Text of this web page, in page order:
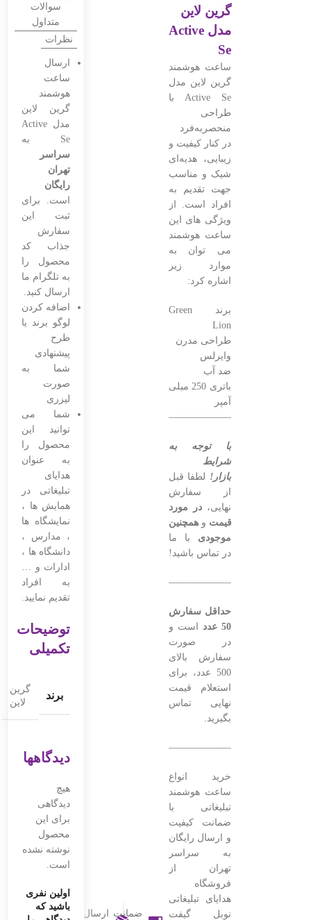
گرین لاین
مدل Active
Se
ساعت هوشمند
گرین لاین مدل
Active Se با
طراحی
منحصربه‌فرد
در کنار کیفیت و
زیبایی، هدیه‌ای
شیک و مناسب
جهت تقدیم به
افراد است. از
ویژگی های این
ساعت هوشمند
می توان به
موارد زیر
اشاره کرد:
برند Green
Lion
طراحی مدرن
وایرلس
ضد آب
باتری 250 میلی
آمپر
———————————————–
با توجه به
شرایط
بازار! لطفا قبل
از سفارش
نهایی،در مورد
قیمت وهمچنین
موجودی با ما
در تماس باشید!
———————————————–
حداقل سفارش
50 عدد
است و
در صورت
سفارش بالای
500 عدد، برای
استعلام قیمت
نهایی تماس
بگیرید.
———————————————–
خرید انواع
ساعت هوشمند
تبلیغاتی با
ضمانت کیفیت
و ارسال رایگان
به سراسر
تهران از
فروشگاه
هدایای تبلیغاتی
نوبل گیفت
ضمانت ارسال
سوالات
متداول
نظرات
ارسال
ساعت
هوشمند
گرین لاین
مدل Active
Se به
سراسر
تهران
رایگان
است. برای
ثبت این
سفارش
جذاب کد
محصول را
به تلگرام ما
ارسال کنید.
اضافه کردن
لوگو برند یا
طرح
پیشنهادی
شما به
صورت
لیزری
شما می
توانید این
محصول را
به عنوان
هدایای
تبلیغاتی در
همایش ها ،
نمایشگاه ها
، مدارس ،
دانشگاه ها ،
ادارات و …
به افراد
تقدیم نمایید.
توضیحات
تکمیلی
برند
گرین
لاین
دیدگاهها
هیچ
دیدگاهی
برای این
محصول
نوشته نشده
است.
اولین نفری
باشید که